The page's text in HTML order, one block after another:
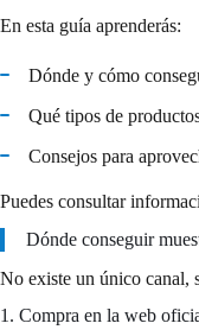
En esta guía aprenderás:
Dónde y cómo
Qué tipos de
Consejos para
Puedes consultar
Dónde conseguir
No existe un único canal,
1. Compra en la web